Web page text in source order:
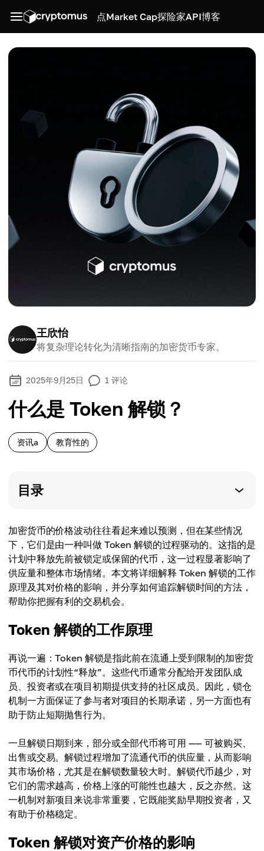
点Market Cap探险家API博客
王欣怡
将复杂理论转化为清晰指南的加密货币专家。
2025年9月25日 1 评论
什么是 Token 解锁？
资讯a 教育性的
目录
加密货币的价格波动往往看起来难以预测，但在某些情况
下，它们是由一种叫做 Token 解锁的过程驱动的。这指的是
计划中释放先前被锁定或保留的代币，这一过程显著影响了
供应量和整体市场情绪。本文将详细解释 Token 解锁的工作
原理及其对价格的影响，并分享如何追踪解锁时间的方法，
帮助你把握有利的交易机会。
Token 解锁的工作原理
再说一遍：Token 解锁是指此前在流通上受到限制的加密货
币代币的计划性“释放”。这些代币通常分配给开发团队成
员、投资者或在项目初期提供支持的社区成员。因此，锁仓
机制一方面保证了参与者对项目的长期承诺，另一方面也有
助于防止短期抛售行为。
一旦解锁日期到来，部分或全部代币将可用 —— 可被购买、
出售或交易。解锁过程增加了流通代币的供应量，从而影响
其市场价格，尤其是在解锁数量较大时。解锁代币越少，对
它们的需求越高，价格上涨的可能性也越大，反之亦然。这
一机制对新项目来说非常重要，它既能奖励早期投资者，又
有助于价格稳定。
Token 解锁对资产价格的影响